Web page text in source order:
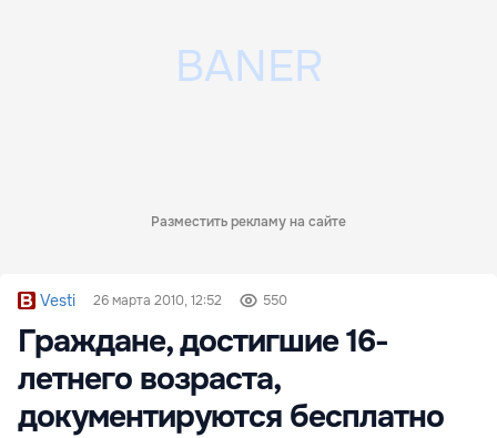
Разместить рекламу на сайте
Vesti 26 марта 2010, 12:52 550
Граждане, достигшие 16-
летнего возраста,
документируются бесплатно